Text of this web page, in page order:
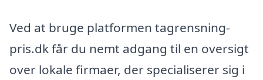
Ved at bruge platformen tagrensning-
pris.dk får du nemt adgang til en oversigt
over lokale firmaer, der specialiserer sig i